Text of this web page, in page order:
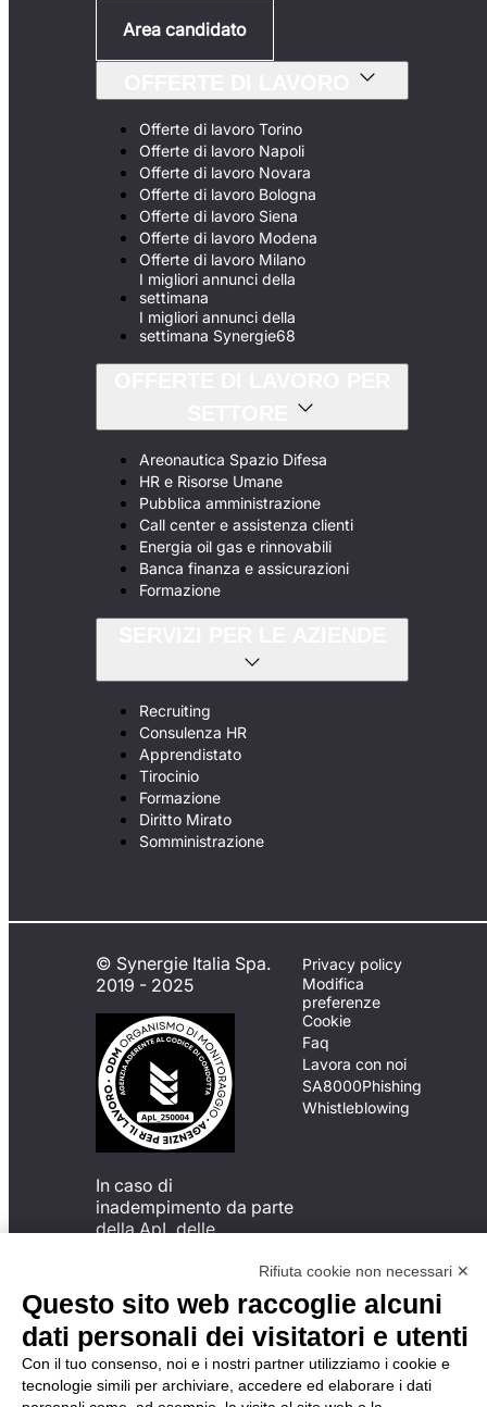
Area candidato
Offerte di lavoro Torino
Offerte di lavoro Napoli
Offerte di lavoro Novara
Offerte di lavoro Bologna
Offerte di lavoro Siena
Offerte di lavoro Modena
Offerte di lavoro Milano
I migliori annunci della
settimana
I migliori annunci della
settimana Synergie68
Areonautica Spazio Difesa
HR e Risorse Umane
Pubblica amministrazione
Call center e assistenza clienti
Energia oil gas e rinnovabili
Banca finanza e assicurazioni
Formazione
Recruiting
Consulenza HR
Apprendistato
Tirocinio
Formazione
Diritto Mirato
Somministrazione
© Synergie Italia Spa.
2019 - 2025
In caso di
inadempimento da parte
della ApL delle
del Codice di Condotta, è
possibile presentare un
reclamo
all’Organismo di
Monitoraggio utilizzando
una delle modalità
descritte al seguente
Privacy policy
Modifica
preferenze
Cookie
Faq
Lavora con noi
SA8000Phishing
Whistleblowing
Rifiuta cookie non necessari ✕
Questo sito web raccoglie alcuni
dati personali dei visitatori e utenti
Con il tuo consenso, noi e i nostri partner utilizziamo i cookie e
tecnologie simili per archiviare, accedere ed elaborare i dati